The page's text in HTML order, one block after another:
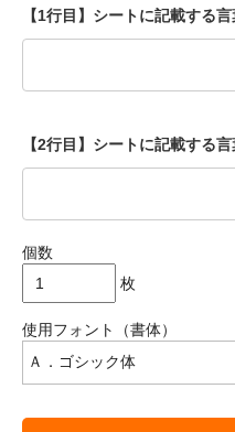
【1行目】シートに記載する
【2行目】シートに記載する
個数
枚
使用フォント（書体）